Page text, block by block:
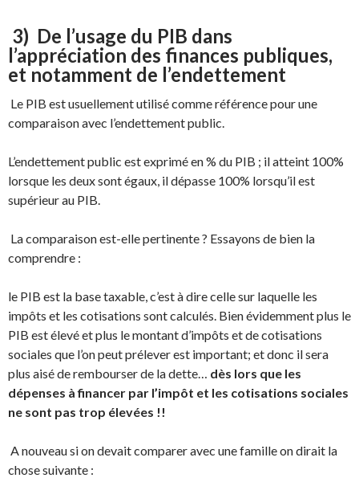
3) De l’usage du PIB dans
l’appréciation des finances publiques,
et notamment de l’endettement
Le PIB est usuellement utilisé comme référence pour une
comparaison avec l’endettement public.
L’endettement public est exprimé en % du PIB ; il atteint 100%
lorsque les deux sont égaux, il dépasse 100% lorsqu’il est
supérieur au PIB.
La comparaison est-elle pertinente ? Essayons de bien la
comprendre :
le PIB est la base taxable, c’est à dire celle sur laquelle les
impôts et les cotisations sont calculés. Bien évidemment plus le
PIB est élevé et plus le montant d’impôts et de cotisations
sociales que l’on peut prélever est important; et donc il sera
plus aisé de rembourser de la dette… dès lors que les
dépenses à financer par l’impôt et les cotisations sociales
ne sont pas trop élevées !!
A nouveau si on devait comparer avec une famille on dirait la
chose suivante :